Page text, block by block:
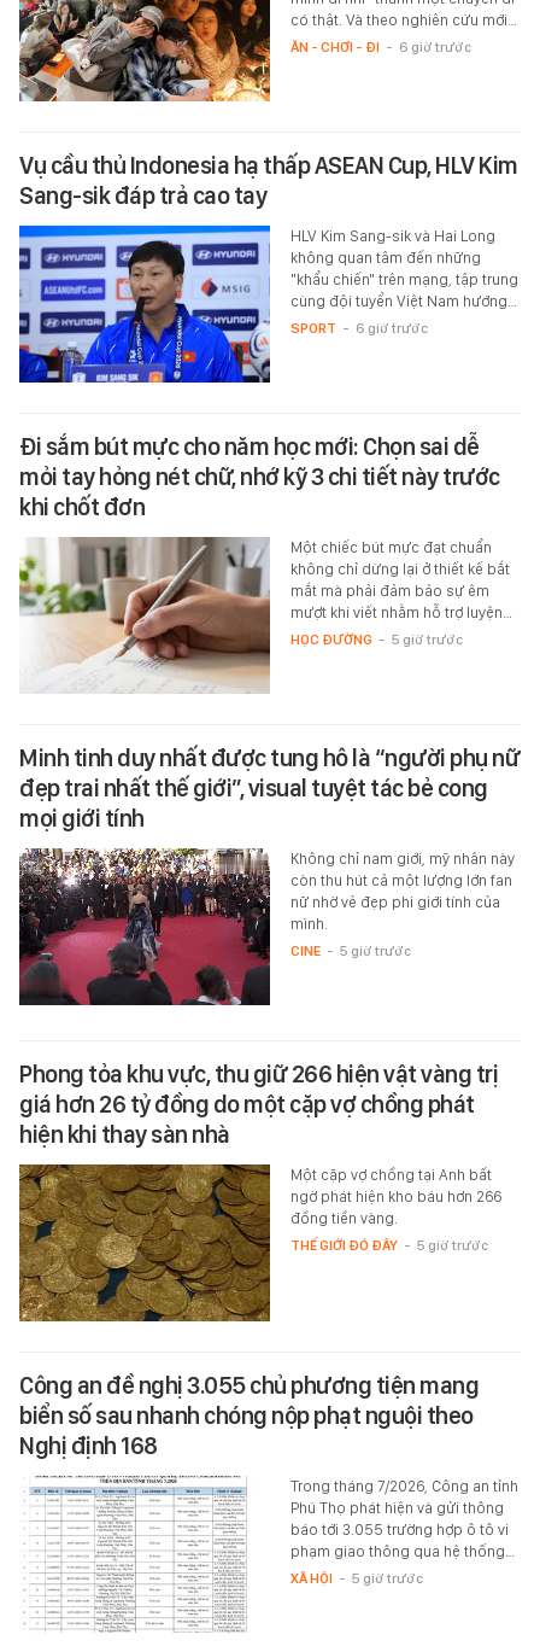
có thật. Và theo nghiên cứu mới…
ĂN - CHƠI - ĐI - 6 giờ trước
Vụ cầu thủ Indonesia hạ thấp ASEAN Cup, HLV Kim
Sang-sik đáp trả cao tay
HLV Kim Sang-sik và Hai Long
không quan tâm đến những
"khẩu chiến" trên mạng, tập trung
cùng đội tuyển Việt Nam hướng…
SPORT - 6 giờ trước
Đi sắm bút mực cho năm học mới: Chọn sai dễ
mỏi tay hỏng nét chữ, nhớ kỹ 3 chi tiết này trước
khi chốt đơn
Một chiếc bút mực đạt chuẩn
không chỉ dừng lại ở thiết kế bắt
mắt mà phải đảm bảo sự êm
mượt khi viết nhằm hỗ trợ luyện…
HỌC ĐƯỜNG - 5 giờ trước
Minh tinh duy nhất được tung hô là “người phụ nữ
đẹp trai nhất thế giới”, visual tuyệt tác bẻ cong
mọi giới tính
Không chỉ nam giới, mỹ nhân này
còn thu hút cả một lượng lớn fan
nữ nhờ vẻ đẹp phi giới tính của
mình.
CINE - 5 giờ trước
Phong tỏa khu vực, thu giữ 266 hiện vật vàng trị
giá hơn 26 tỷ đồng do một cặp vợ chồng phát
hiện khi thay sàn nhà
Một cặp vợ chồng tại Anh bất
ngờ phát hiện kho báu hơn 266
đồng tiền vàng.
THẾ GIỚI ĐÓ ĐÂY - 5 giờ trước
Công an đề nghị 3.055 chủ phương tiện mang
biển số sau nhanh chóng nộp phạt nguội theo
Nghị định 168
Trong tháng 7/2026, Công an tỉnh
Phú Thọ phát hiện và gửi thông
báo tới 3.055 trường hợp ô tô vi
phạm giao thông qua hệ thống…
XÃ HỘI - 5 giờ trước